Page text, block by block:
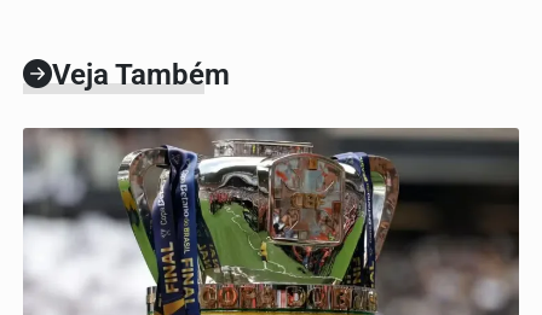
Veja Também